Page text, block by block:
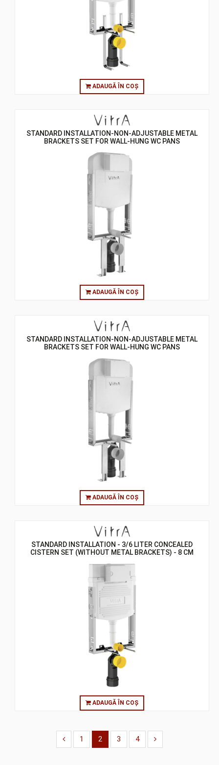
ADAUGĂ ÎN COȘ
STANDARD INSTALLATION-NON-ADJUSTABLE METAL
BRACKETS SET FOR WALL-HUNG WC PANS
ADAUGĂ ÎN COȘ
STANDARD INSTALLATION-NON-ADJUSTABLE METAL
BRACKETS SET FOR WALL-HUNG WC PANS
ADAUGĂ ÎN COȘ
STANDARD INSTALLATION - 3/6 LITER CONCEALED
CISTERN SET (WITHOUT METAL BRACKETS) - 8 CM
ADAUGĂ ÎN COȘ
1 2 3 4